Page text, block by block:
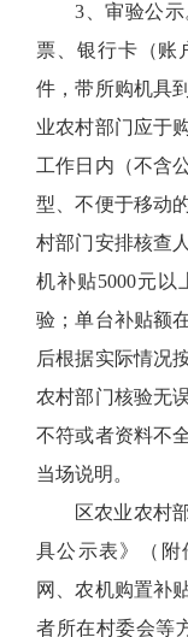
3、审验公
票、银行卡（账
件，带所购机具
业农村部门应于
工作日内（不含
型、不便于移动
村部门安排核查
机补贴5000元以
验；单台补贴额
后根据实际情况
农村部门核验无
不符或者资料不
当场说明。
区农业农村
具公示表》（附
网、农机购置补
者所在村委会等